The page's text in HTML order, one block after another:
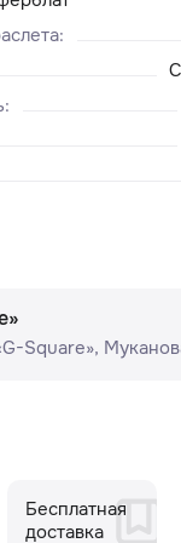
:
:
Square»​,
Бесплатная
доставка